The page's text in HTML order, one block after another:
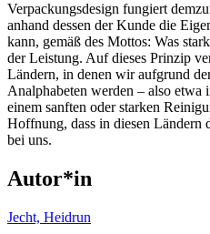
Verpackungsdesign fungiert
anhand dessen der Kunde die
kann, gemäß des Mottos: Was
der Leistung. Auf dieses Prinzip
Ländern, in denen wir aufgrund
Analphabeten werden – also etwa
einem sanften oder starken
Hoffnung, dass in diesen Ländern
bei uns.
Autor*in
Jecht, Heidrun